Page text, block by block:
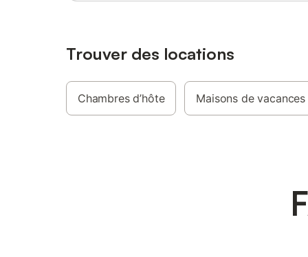
Trouver des locations
Chambres d’hôte Maisons de vacances